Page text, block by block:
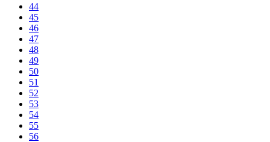
44
45
46
47
48
49
50
51
52
53
54
55
56